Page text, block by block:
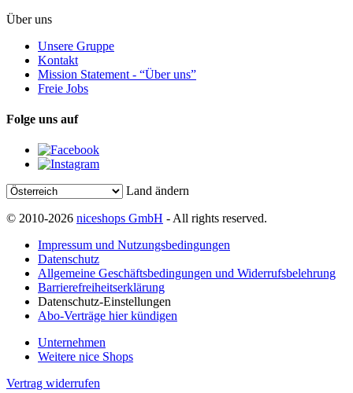
Über uns
Unsere Gruppe
Kontakt
Mission Statement - “Über uns”
Freie Jobs
Folge uns auf
Land ändern
© 2010-2026 niceshops GmbH - All rights reserved.
Impressum und Nutzungsbedingungen
Datenschutz
Allgemeine Geschäftsbedingungen und Widerrufsbelehrung
Barrierefreiheitserklärung
Datenschutz-Einstellungen
Abo-Verträge hier kündigen
Unternehmen
Weitere nice Shops
Vertrag widerrufen